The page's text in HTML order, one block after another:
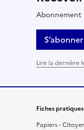
S’abonner
Lire la dernière
Fiches
Papiers -